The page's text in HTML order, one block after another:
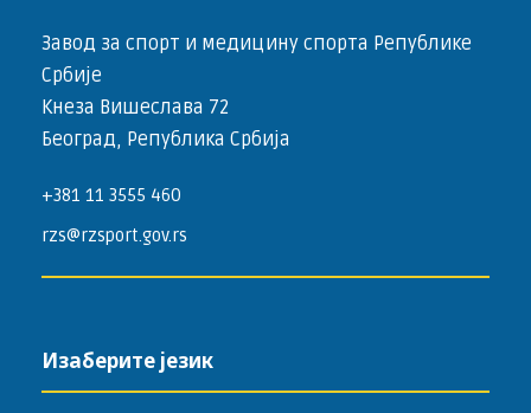
Завод за спорт и медицину спорта Републике
Србије
Кнеза Вишеслава 72
Београд, Република Србија
+381 11 3555 460
rzs@rzsport.gov.rs
Изаберите језик